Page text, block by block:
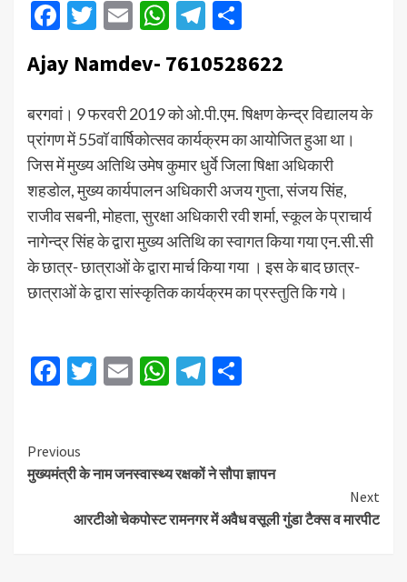
Facebook
Twitter
EmailWhatsApp
Telegram
Ajay Namdev- 7610528622
बरगवां। 9 फरवरी 2019 को ओ.पी.एम. षिक्षण केन्द्र विद्यालय के
प्रांगण में 55वॉ वार्षिकोत्सव कार्यक्रम का आयोजित हुआ था।
जिस में मुख्य अतिथि उमेष कुमार धुर्वे जिला षिक्षा अधिकारी
शहडोल, मुख्य कार्यपालन अधिकारी अजय गुप्ता, संजय सिंह,
राजीव सबनी, मोहता, सुरक्षा अधिकारी रवी शर्मा, स्कूल के प्राचार्य
नागेन्द्र सिंह के द्वारा मुख्य अतिथि का स्वागत किया गया एन.सी.सी
के छात्र- छात्राओं के द्वारा मार्च किया गया । इस के बाद छात्र-
छात्राओं के द्वारा सांस्कृतिक कार्यक्रम का प्रस्तुति कि गये।
Facebook
Twitter
EmailWhatsApp
Telegram
Previous
मुख्यमंत्री के नाम जनस्वास्थ्य रक्षकों ने सौपा ज्ञापन
Next
आरटीओ चेकपोस्ट रामनगर में अवैध वसूली गुंडा टैक्स व मारपीट